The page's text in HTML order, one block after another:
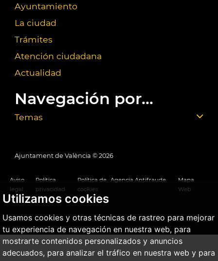
Utilizamos cookies
Usamos cookies y otras técnicas de rastreo para mejorar
tu experiencia de navegación en nuestra web, para
mostrarte contenidos personalizados y anuncios
adecuados, para analizar el tráfico en nuestra web y para
Ayuntamiento
La ciudad
Trámites
Atención ciudadana
Actualidad
Navegación por...
Temas
Ajuntament de València © 2026
Aviso
legal
Política
privacidad
Política de
cookies
Agencia Antifraude
Mapa
Web